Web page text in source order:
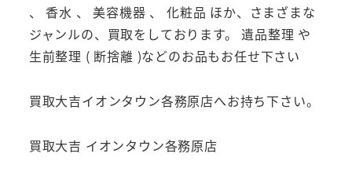
、 香水 、 美容機器 、 化粧品 ほか、さまざまな
ジャンルの、買取をしております。 遺品整理 や
生前整理 ( 断捨離 )などのお品もお任せ下さい
買取大吉イオンタウン各務原店へお持ち下さい。
買取大吉 イオンタウン各務原店